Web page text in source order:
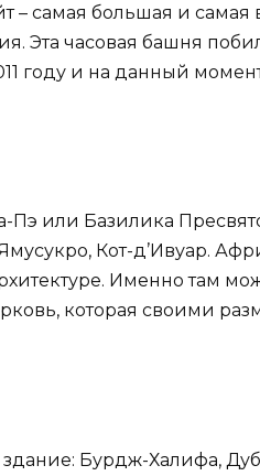
– самая большая и
Эта часовая башня
году и на данный
Пэ или Базилика
Кот-д’Ивуар.
Именно там
которая своими
Бурдж-Халифа,